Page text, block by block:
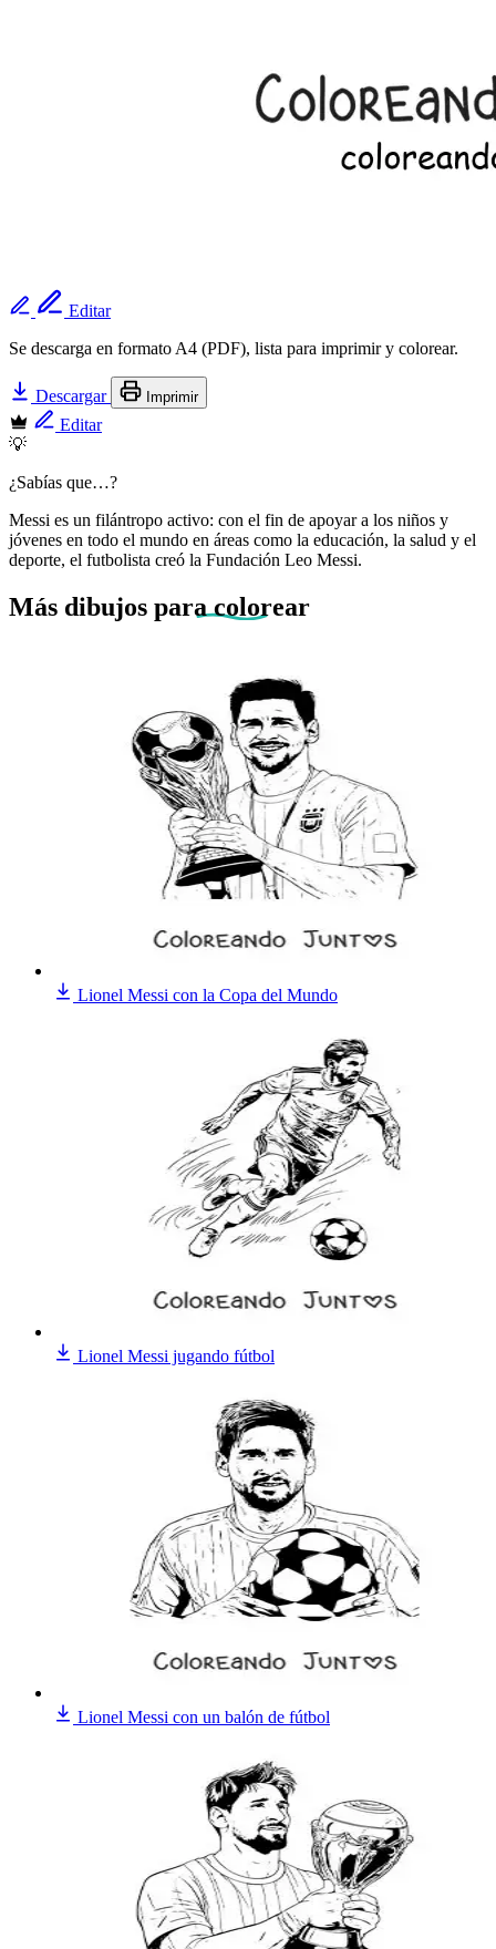
Editar
Se descarga en formato A4 (PDF), lista para imprimir y colorear.
Descargar Imprimir
Editar
💡
¿Sabías que…?
Messi es un filántropo activo: con el fin de apoyar a los niños y
jóvenes en todo el mundo en áreas como la educación, la salud y el
deporte, el futbolista creó la Fundación Leo Messi.
Más dibujos para colorear
Lionel Messi con la Copa del Mundo
Lionel Messi jugando fútbol
Lionel Messi con un balón de fútbol